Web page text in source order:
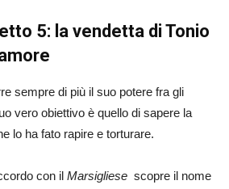
5: la vendetta di Tonio
sempre di più il suo potere fra gli
vero obiettivo è quello di sapere la
lo ha fato rapire e torturare.
con il Marsigliese scopre il nome